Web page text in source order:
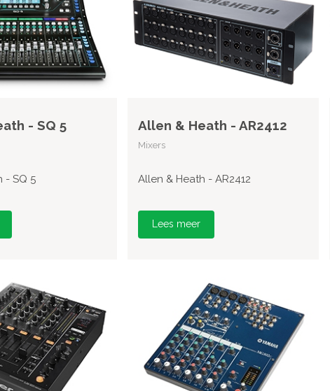
- SQ 5
- SQ 5
Allen & Heath - AR2412
Mixers
Allen & Heath - AR2412
Lees meer